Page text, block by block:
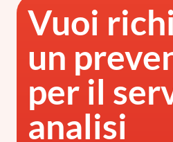
Vuoi
un
per il
analisi